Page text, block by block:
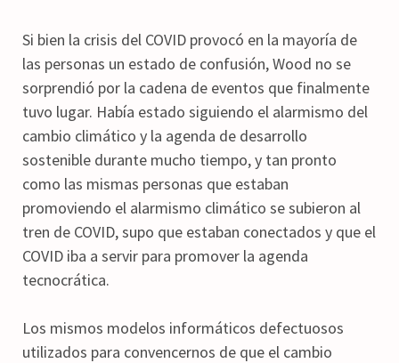
Si bien la crisis del COVID provocó en la mayoría de
las personas un estado de confusión, Wood no se
sorprendió por la cadena de eventos que finalmente
tuvo lugar. Había estado siguiendo el alarmismo del
cambio climático y la agenda de desarrollo
sostenible durante mucho tiempo, y tan pronto
como las mismas personas que estaban
promoviendo el alarmismo climático se subieron al
tren de COVID, supo que estaban conectados y que el
COVID iba a servir para promover la agenda
tecnocrática.
Los mismos modelos informáticos defectuosos
utilizados para convencernos de que el cambio